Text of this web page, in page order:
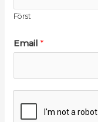
Först
*
E
a
Email *